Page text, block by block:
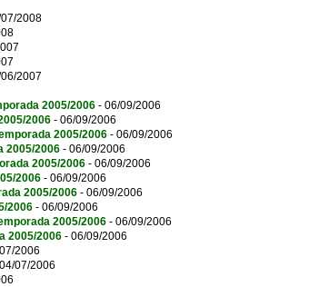
2008
2007
2005/2006 - 06/09/2006
2006 - 06/09/2006
2005/2006 - 06/09/2006
2005/2006 - 06/09/2006
2005/2006 - 06/09/2006
2006 - 06/09/2006
2005/2006 - 06/09/2006
2006 - 06/09/2006
2005/2006 - 06/09/2006
2005/2006 - 06/09/2006
2006
07/2006